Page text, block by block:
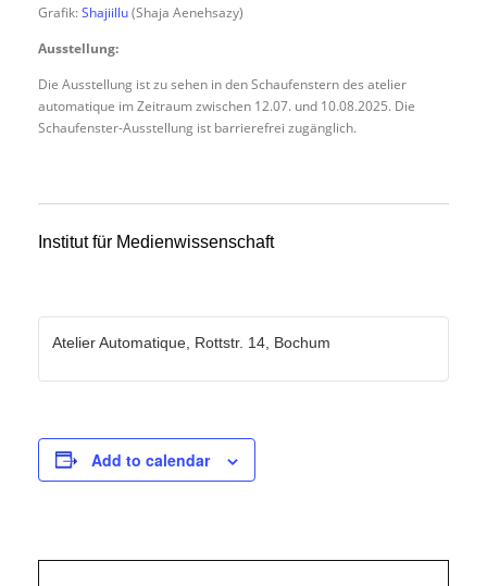
Grafik:Shajiillu(Shaja Aenehsazy)
Ausstellung:
Die Ausstellung ist zu sehen in den Schaufenstern des atelier
automatique im Zeitraum zwischen 12.07. und 10.08.2025. Die
Schaufenster-Ausstellung ist barrierefrei zugänglich.
Institut für Medienwissenschaft
Atelier Automatique, Rottstr. 14, Bochum
Add to calendar